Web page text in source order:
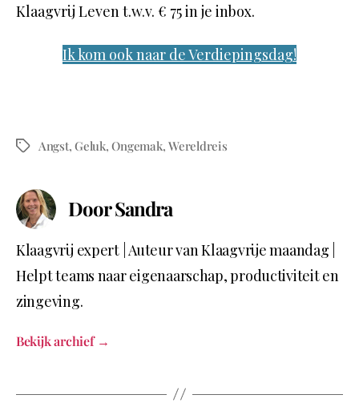
Klaagvrij Leven t.w.v. € 75 in je inbox.
Ik kom ook naar de Verdiepingsdag!
Angst,Geluk,Ongemak,Wereldreis
Door Sandra
Klaagvrij expert | Auteur van Klaagvrije maandag |
Helpt teams naar eigenaarschap, productiviteit en
zingeving.
Bekijk archief →